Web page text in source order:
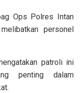
Ops Polres Intan
personel
patroli ini
penting dalam